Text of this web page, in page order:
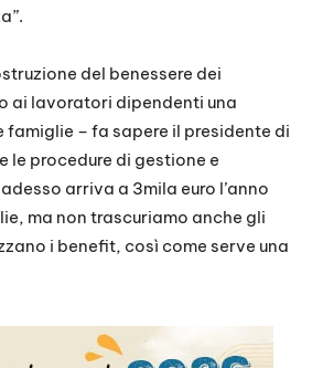
del benessere dei
ai lavoratori dipendenti una
– fa sapere il presidente di
le procedure di gestione e
arriva a 3mila euro l’anno
ma non trascuriamo anche gli
i benefit, così come serve una